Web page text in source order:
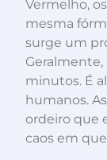
Vermelho,
mesma
surge um
minutos. É
humanos.
ordeiro que
caos em